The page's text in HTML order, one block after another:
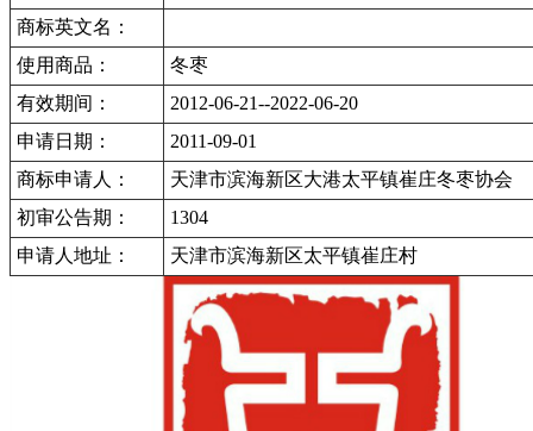
商标英文名：
使用商品：
冬枣
有效期间：
2012-06-21--2022-06-20
申请日期：
2011-09-01
商标申请人：
天津市滨海新区大港太平镇崔庄冬枣协会
初审公告期：
1304
申请人地址：
天津市滨海新区太平镇崔庄村